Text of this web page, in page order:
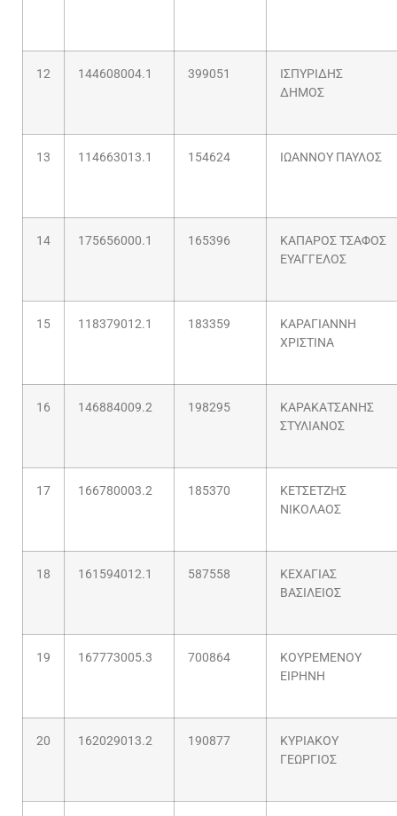
12 144608004.1 399051
ΙΣΠΥΡΙΔΗΣ
ΔΗΜΟΣ
13 114663013.1 154624 ΙΩΑΝΝΟΥ ΠΑΥΛΟΣ
14 175656000.1 165396
ΚΑΠΑΡΟΣ ΤΣΑΦΟΣ
ΕΥΑΓΓΕΛΟΣ
15 118379012.1 183359
ΚΑΡΑΓΙΑΝΝΗ
ΧΡΙΣΤΙΝΑ
16 146884009.2 198295
ΚΑΡΑΚΑΤΣΑΝΗΣ
ΣΤΥΛΙΑΝΟΣ
17 166780003.2 185370
ΚΕΤΣΕΤΖΗΣ
ΝΙΚΟΛΑΟΣ
18 161594012.1 587558
ΚΕΧΑΓΙΑΣ
ΒΑΣΙΛΕΙΟΣ
19 167773005.3 700864
ΚΟΥΡΕΜΕΝΟΥ
ΕΙΡΗΝΗ
20 162029013.2 190877
ΚΥΡΙΑΚΟΥ
ΓΕΩΡΓΙΟΣ